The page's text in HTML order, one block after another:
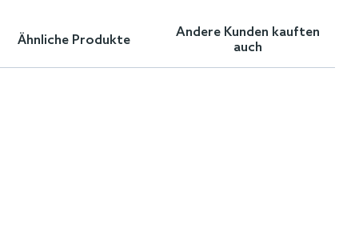
Ähnliche Produkte
Andere Kunden kauften
auch